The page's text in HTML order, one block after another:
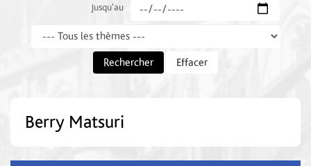
Jusqu'au
Rechercher Effacer
Berry Matsuri